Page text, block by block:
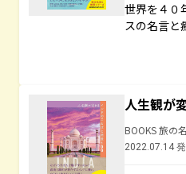
世界を４０
スの名言と
人生観が
BOOKS 旅の
2022.07.14